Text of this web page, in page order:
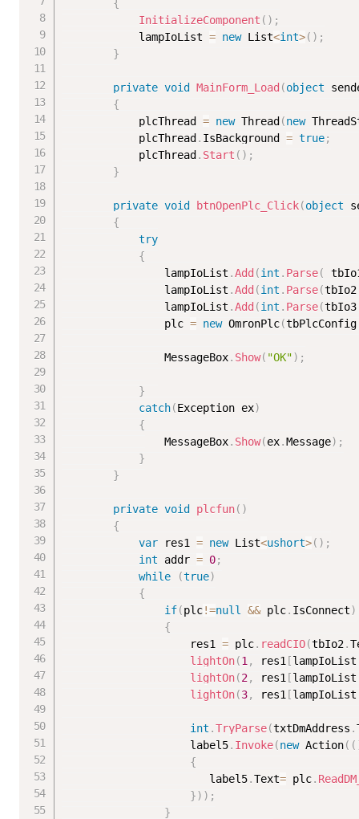
{
InitializeComponent ( ) ;
            lampIoList
= new List<int>( ) ;
}
private void MainForm_Load (object
{
            plcThread
= new Thread (new
            plcThread
. IsBackground = true;
            plcThread
. Start ( ) ;
}
private void btnOpenPlc_Click(object
{
try
{
                lampIoList
.Add (int . Parse(
                lampIoList
.Add (int . Parse(tbIo2
                lampIoList
.Add (int . Parse(tbIo3
                plc
= new OmronPlc(tbPlcConfig
                MessageBox
. Show( "OK") ;
}
catch(Exception ex)
{
                MessageBox
. Show(ex.Message) ;
}
}
private void plcfun( )
{
var res1 = new List<ushort>( ) ;
int addr = 0;
while
(true)
{
if(plc!=null && plc. IsConnect)
{
                    res1
= plc. readCIO(tbIo2.
lightOn(1 , res1 [lampIoList
lightOn(2, res1 [lampIoList
lightOn(3, res1 [lampIoList
int .TryParse(txtDmAddress .
                    label5
. Invoke(new Action( (
{
                       label5
.Text= plc.
}) ) ;
}